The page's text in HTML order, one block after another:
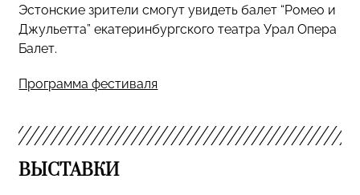
Эстонские зрители смогут увидеть балет “Ромео и
Джульетта” екатеринбургского театра Урал Опера
Балет.
Программа фестиваля
ВЫСТАВКИ